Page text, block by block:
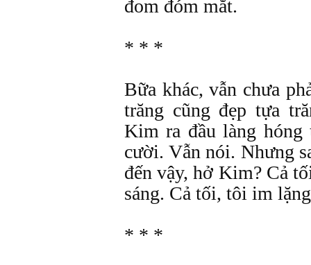
đom đóm mắt.
* * *
Bữa khác, vẫn chưa
trăng cũng đẹp tựa
Kim ra đầu làng
cười. Vẫn nói. Nhưng
đến vậy, hở Kim? Cả
sáng. Cả tối, tôi im
* * *